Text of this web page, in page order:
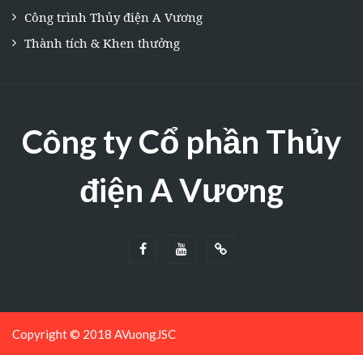
Công trình Thủy điện A Vương
Thành tích & Khen thưởng
Công ty Cổ phần Thủy
điện A Vương
Copyright © 2018 AVuongJSC